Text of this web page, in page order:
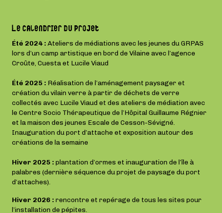
Le calendrier du projet
Été 2024 : Ateliers de médiations avec les jeunes du GRPAS
lors d’un camp artistique en bord de Vilaine avec l’agence
Croûte, Cuesta et Lucile Viaud
Été 2025 : Réalisation de l’aménagement paysager et
création du vilain verre à partir de déchets de verre
collectés avec Lucile Viaud et des ateliers de médiation avec
le Centre Socio Thérapeutique de l’Hôpital Guillaume Régnier
et la maison des jeunes Escale de Cesson-Sévigné.
Inauguration du port d’attache et exposition autour des
créations de la semaine
Hiver 2025 : plantation d’ormes et inauguration de l’île à
palabres (dernière séquence du projet de paysage du port
d’attaches).
Hiver 2026 : rencontre et repérage de tous les sites pour
l’installation de pépites.